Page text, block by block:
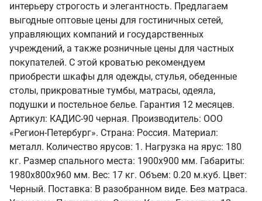
интерьеру строгость и элегантность. Предлагаем
выгодные оптовые цены для гостиничных сетей,
управляющих компаний и государственных
учреждений, а также розничные цены для частных
покупателей. С этой кроватью рекомендуем
приобрести шкафы для одежды, стулья, обеденные
столы, прикроватные тумбы, матрасы, одеяла,
подушки и постельное белье. Гарантия 12 месяцев.
Артикул: КАДИС-90 черная. Производитель: ООО
«Регион-Петербург». Страна: Россия. Материал:
металл. Количество ярусов: 1. Нагрузка на ярус: 180
кг. Размер спального места: 1900х900 мм. Габариты:
1980х800х960 мм. Вес: 17 кг. Объем: 0.20 м.куб. Цвет:
Черный. Поставка: В разобранном виде. Без матраса.